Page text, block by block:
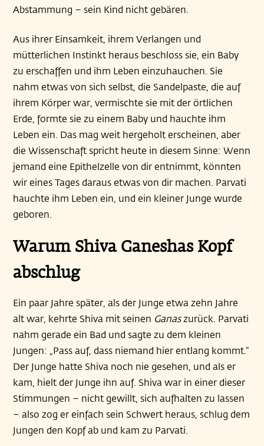
Abstammung – sein Kind nicht gebären.
Aus ihrer Einsamkeit, ihrem Verlangen und
mütterlichen Instinkt heraus beschloss sie, ein Baby
zu erschaffen und ihm Leben einzuhauchen. Sie
nahm etwas von sich selbst, die Sandelpaste, die auf
ihrem Körper war, vermischte sie mit der örtlichen
Erde, formte sie zu einem Baby und hauchte ihm
Leben ein. Das mag weit hergeholt erscheinen, aber
die Wissenschaft spricht heute in diesem Sinne: Wenn
jemand eine Epithelzelle von dir entnimmt, könnten
wir eines Tages daraus etwas von dir machen. Parvati
hauchte ihm Leben ein, und ein kleiner Junge wurde
geboren.
Warum Shiva Ganeshas Kopf
abschlug
Ein paar Jahre später, als der Junge etwa zehn Jahre
alt war, kehrte Shiva mit seinen Ganaszurück. Parvati
nahm gerade ein Bad und sagte zu dem kleinen
Jungen: „Pass auf, dass niemand hier entlang kommt.“
Der Junge hatte Shiva noch nie gesehen, und als er
kam, hielt der Junge ihn auf. Shiva war in einer dieser
Stimmungen – nicht gewillt, sich aufhalten zu lassen
– also zog er einfach sein Schwert heraus, schlug dem
Jungen den Kopf ab und kam zu Parvati.